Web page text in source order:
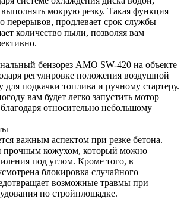
мокрую резку. Такая функция
перерывов, продлевает срок службы
количество пыли, позволяя вам
бензорез AMO SW-420 на объекте
регулировке положения воздушной
для подкачки топлива и ручному стартеру.
вам будет легко запустить мотор
относительно небольшому
важным аспектом при резке бетона.
прочным кожухом, который можно
под углом. Кроме того, в
блокировка случайного
возможные травмы при
по стройплощадке.